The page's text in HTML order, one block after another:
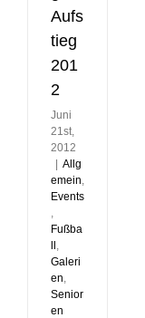
Aufs
tieg
201
2
Juni
21st,
2012
Allg
emein,
Events
,
Fußba
,
Galeri
en,
Senior
en